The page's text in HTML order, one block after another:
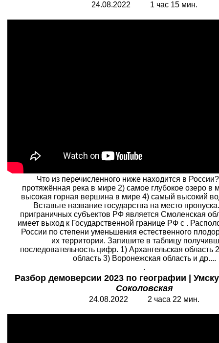
24.08.2022 1 час 15 мин.
Что из перечисленного ниже находится в
протяжённая река в мире 2) самое глубокое озеро в
высокая горная вершина в мире 4) самый высокий
Вставьте название государства на место
приграничных субъектов РФ является Смоленская
имеет выход к Государственной границе РФ с .
России по степени уменьшения естественного
их территории. Запишите в таблицу
последовательность цифр. 1) Архангельская область
область 3) Воронежская область и др....
.
Разбор демоверсии 2023 по географии |
Соколовская
24.08.2022 2 часа 22 мин.